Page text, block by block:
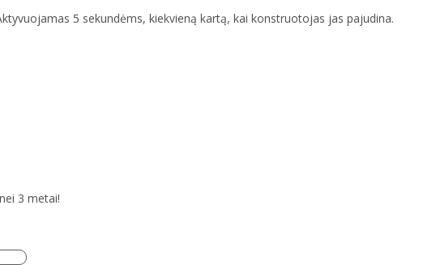
5 sekundėms, kiekvieną kartą, kai konstruotojas jas pajudina.
3 metai!